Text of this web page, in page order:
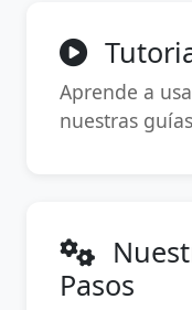
Aprende a
nuestras
Pasos